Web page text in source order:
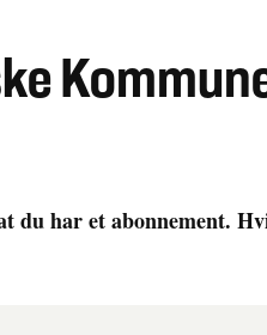
du har et abonnement.